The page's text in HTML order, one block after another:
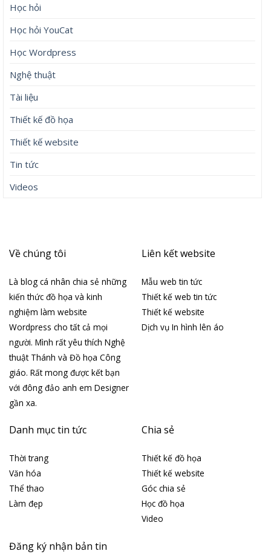
Học hỏi
Học hỏi YouCat
Học Wordpress
Nghệ thuật
Tài liệu
Thiết kế đồ họa
Thiết kế website
Tin tức
Videos
Về chúng tôi
Là blog cá nhân chia sẻ những
kiến thức đồ họa và kinh
nghiệm làm website
Wordpress cho tất cả mọi
người. Mình rất yêu thích Nghệ
thuật Thánh và Đồ họa Công
giáo. Rất mong được kết bạn
với đông đảo anh em Designer
gần xa.
Liên kết website
Mẫu web tin tức
Thiết kế web tin tức
Thiết kế website
Dịch vụ In hình lên áo
Danh mục tin tức
Thời trang
Văn hóa
Thể thao
Làm đẹp
Chia sẻ
Thiết kế đồ họa
Thiết kế website
Góc chia sẻ
Học đồ họa
Video
Đăng ký nhận bản tin